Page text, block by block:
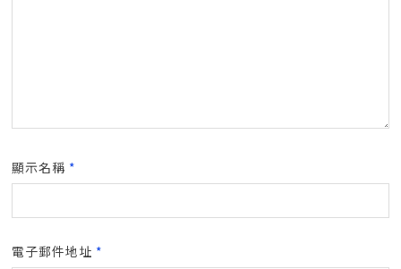
顯示名稱 *
電子郵件地址 *